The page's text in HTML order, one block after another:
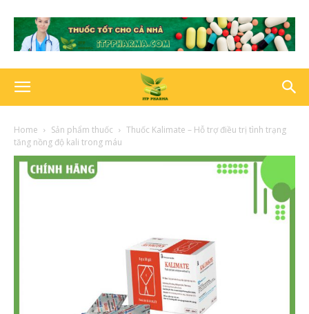
Home Sản phẩm thuốc
Thuốc Kalimate – Hỗ trợ điều trị tình trạng
tăng nồng độ kali trong máu